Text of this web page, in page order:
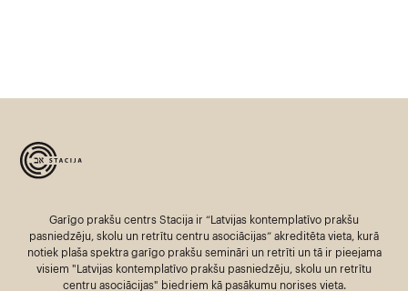
Garīgo prakšu centrs Stacija ir “Latvijas kontemplatīvo prakšu
pasniedzēju, skolu un retrītu centru asociācijas” akreditēta vieta, kurā
notiek plaša spektra garīgo prakšu semināri un retrīti un tā ir pieejama
visiem "Latvijas kontemplatīvo prakšu pasniedzēju, skolu un retrītu
centru asociācijas" biedriem kā pasākumu norises vieta.